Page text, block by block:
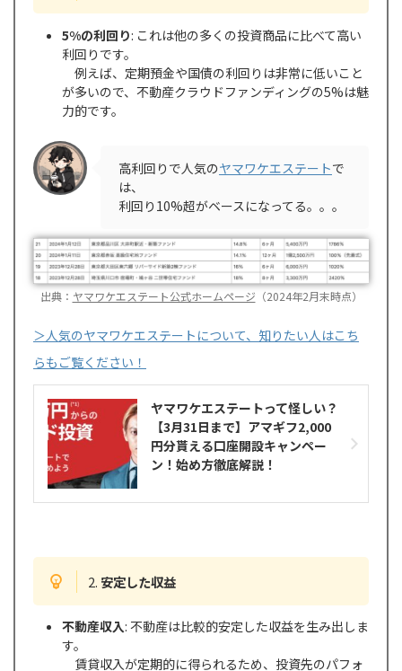
5%の利回り: これは他の多くの投資商品に比べて高い
利回りです。
例えば、定期預金や国債の利回りは非常に低いこと
が多いので、不動産クラウドファンディングの5%は魅
力的です。
高利回りで人気のヤマワケエステートで
は、
利回り10%超がベースになってる。。。
出典： ヤマワケエステート公式ホームページ （2024年2月末時点）
＞人気のヤマワケエステートについて、知りたい人はこち
らもご覧ください！
ヤマワケエステートって怪しい？
【3月31日まで】アマギフ2,000
円分貰える口座開設キャンペー
ン！始め方徹底解説！
2. 安定した収益
不動産収入: 不動産は比較的安定した収益を生み出しま
す。
賃貸収入が定期的に得られるため、投資先のパフォ